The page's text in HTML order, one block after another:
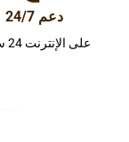
دعم 24/7
على الإنترنت 24 ساعة